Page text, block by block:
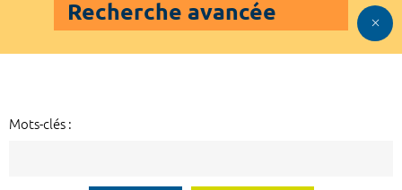
Recherche avancée
Mots-clés :